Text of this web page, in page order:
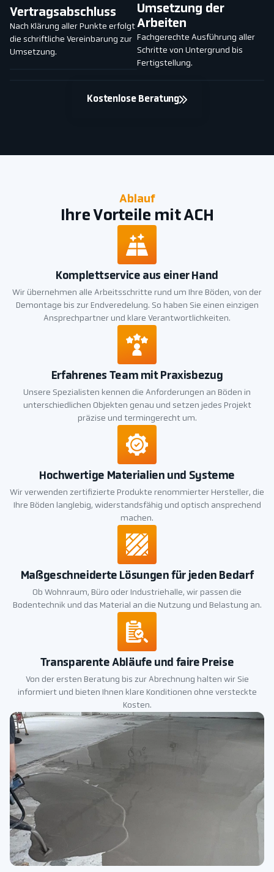
Vertragsabschluss
Nach Klärung aller Punkte erfolgt
die schriftliche Vereinbarung zur
Umsetzung.
Umsetzung der
Arbeiten
Fachgerechte Ausführung aller
Schritte von Untergrund bis
Fertigstellung.
Kostenlose Beratung
Ablauf
Ihre Vorteile mit ACH
Komplettservice aus einer Hand
Wir übernehmen alle Arbeitsschritte rund um Ihre Böden, von der
Demontage bis zur Endveredelung. So haben Sie einen einzigen
Ansprechpartner und klare Verantwortlichkeiten.
Erfahrenes Team mit Praxisbezug
Unsere Spezialisten kennen die Anforderungen an Böden in
unterschiedlichen Objekten genau und setzen jedes Projekt
präzise und termingerecht um.
Hochwertige Materialien und Systeme
Wir verwenden zertifizierte Produkte renommierter Hersteller, die
Ihre Böden langlebig, widerstandsfähig und optisch ansprechend
machen.
Maßgeschneiderte Lösungen für jeden Bedarf
Ob Wohnraum, Büro oder Industriehalle, wir passen die
Bodentechnik und das Material an die Nutzung und Belastung an.
Transparente Abläufe und faire Preise
Von der ersten Beratung bis zur Abrechnung halten wir Sie
informiert und bieten Ihnen klare Konditionen ohne versteckte
Kosten.